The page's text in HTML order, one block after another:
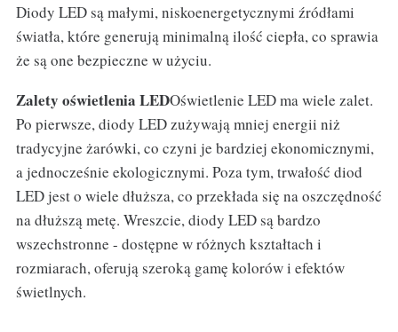
Diody LED są małymi, niskoenergetycznymi źródłami
światła, które generują minimalną ilość ciepła, co sprawia
że są one bezpieczne w użyciu.
Zalety oświetlenia LEDOświetlenie LED ma wiele zalet.
Po pierwsze, diody LED zużywają mniej energii niż
tradycyjne żarówki, co czyni je bardziej ekonomicznymi,
a jednocześnie ekologicznymi. Poza tym, trwałość diod
LED jest o wiele dłuższa, co przekłada się na oszczędność
na dłuższą metę. Wreszcie, diody LED są bardzo
wszechstronne - dostępne w różnych kształtach i
rozmiarach, oferują szeroką gamę kolorów i efektów
świetlnych.